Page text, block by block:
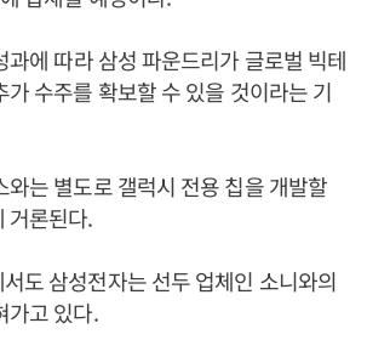
과에 따라 삼성 파운드리가 글로벌 빅테
가 수주를 확보할 수 있을 것이라는 기
와는 별도로 갤럭시 전용 칩을 개발할
거론된다.
도 삼성전자는 선두 업체인 소니와의
가고 있다.